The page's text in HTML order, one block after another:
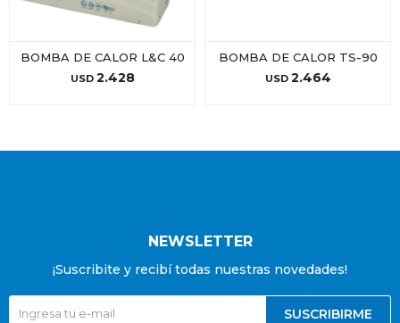
BOMBA DE CALOR L&C 40
USD 2.428
BOMBA DE CALOR TS-90
USD 2.464
NEWSLETTER
¡Suscribite y recibí todas nuestras novedades!
SUSCRIBIRME